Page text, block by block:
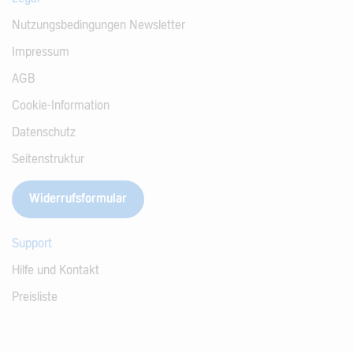
Nutzungsbedingungen Newsletter
Impressum
AGB
Cookie-Information
Datenschutz
Seitenstruktur
Widerrufsformular
Support
Hilfe und Kontakt
Preisliste